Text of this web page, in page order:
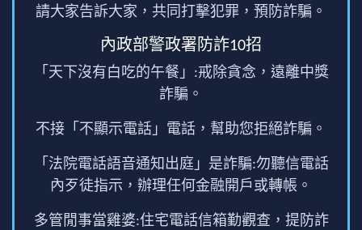
請大家告訴大家，共同打擊犯罪，預防詐騙。
內政部警政署防詐10招
「天下沒有白吃的午餐」:戒除貪念，遠離中獎
詐騙。
不接「不顯示電話」電話，幫助您拒絕詐騙。
「法院電話語音通知出庭」是詐騙:勿聽信電話
內歹徒指示，辦理任何金融開戶或轉帳。
多管閒事當雞婆:住宅電話信箱勤觀查，提防詐